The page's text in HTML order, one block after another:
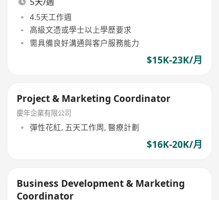
4.5天工作週
高級文憑或學士以上學歷要求
需具備良好溝通與客户服務能力
$15K-23K/月
Project & Marketing Coordinator
慶年企業有限公司
彈性花紅, 五天工作周, 醫療計劃
$16K-20K/月
Business Development & Marketing
Coordinator